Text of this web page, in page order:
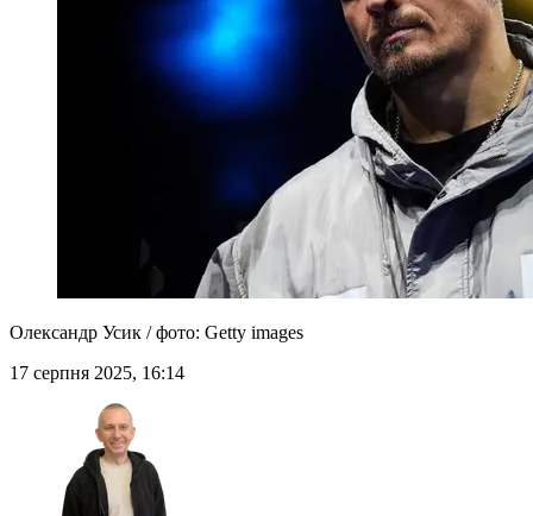
Олександр Усик / фото: Getty images
17 серпня 2025, 16:14